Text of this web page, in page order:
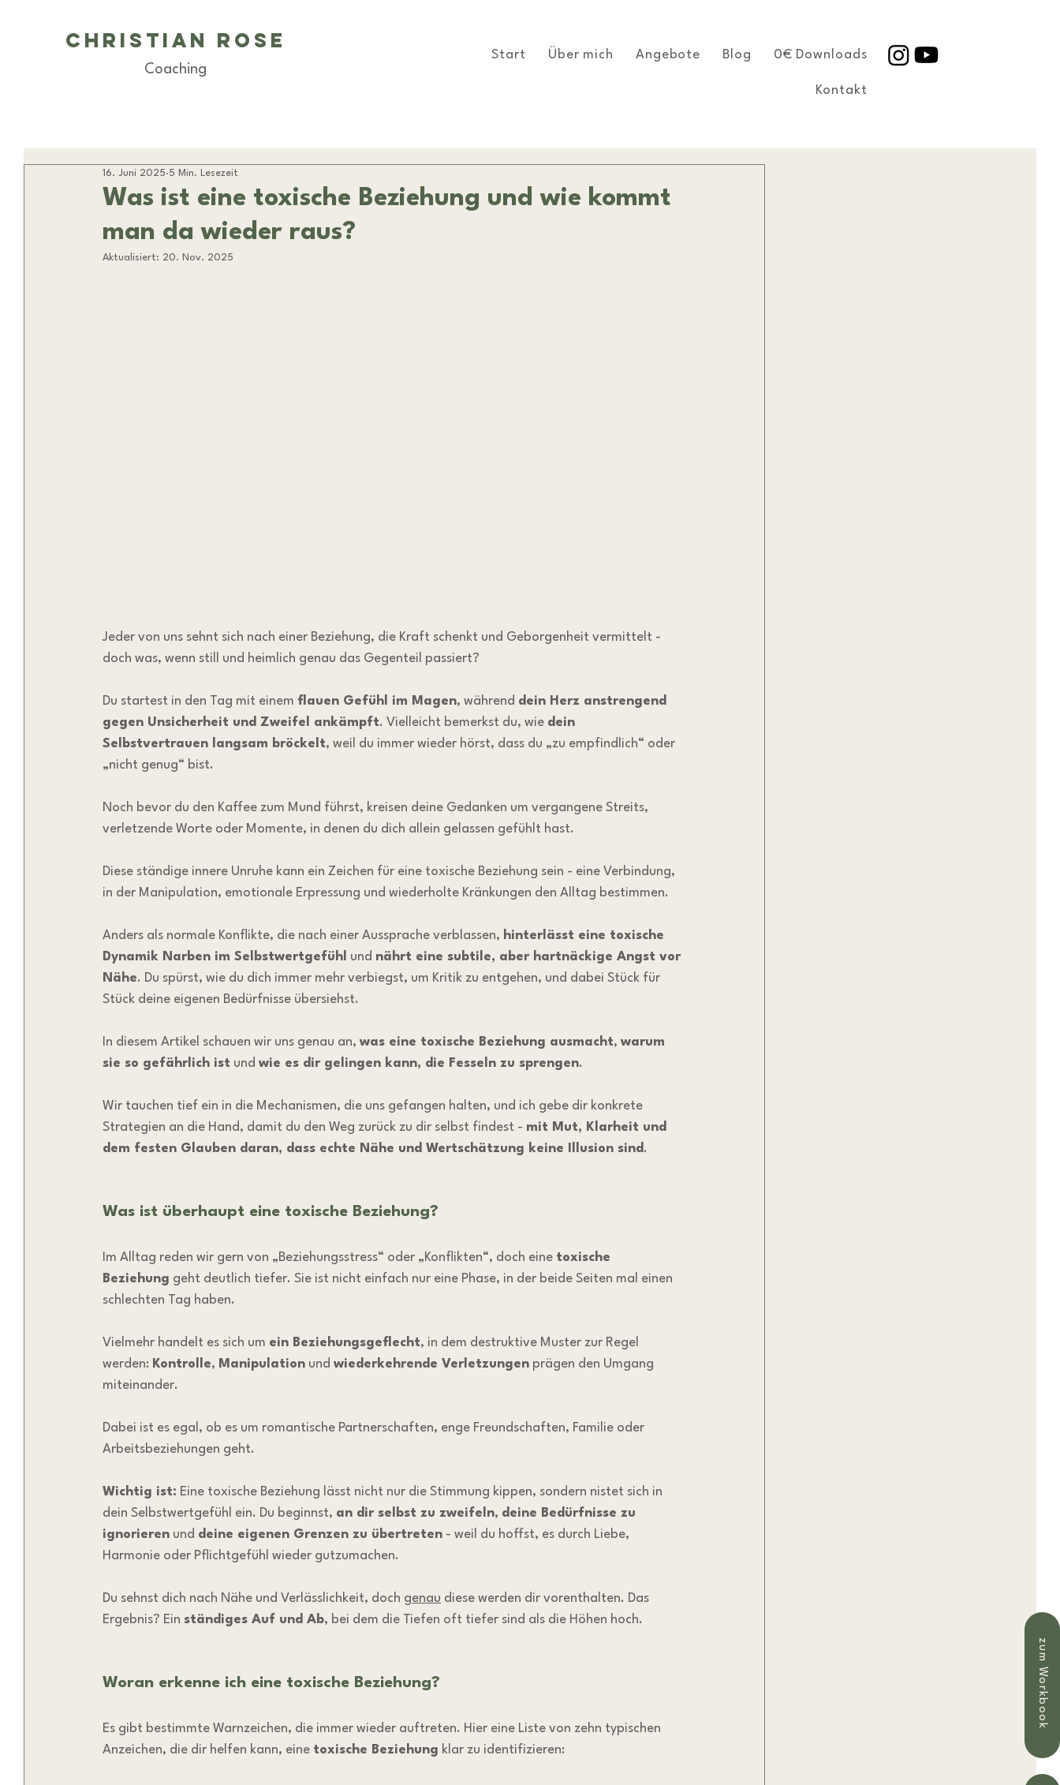
Christian Rose
Coaching
Start Über mich Angebote Blog 0€ Downloads
Kontakt
zum Workbook
Was ist eine toxische Beziehung und wie kommt
man da wieder raus?
16. Juni 2025 5 Min. Lesezeit
Aktualisiert: 20. Nov. 2025
Jeder von uns sehnt sich nach einer Beziehung, die Kraft schenkt und Geborgenheit vermittelt -
doch was, wenn still und heimlich genau das Gegenteil passiert?
Du startest in den Tag mit einem flauen Gefühl im Magen, während dein Herz anstrengend
gegen Unsicherheit und Zweifel ankämpft. Vielleicht bemerkst du, wie dein
Selbstvertrauen langsam bröckelt, weil du immer wieder hörst, dass du „zu empfindlich“ oder
„nicht genug“ bist.
Noch bevor du den Kaffee zum Mund führst, kreisen deine Gedanken um vergangene Streits,
verletzende Worte oder Momente, in denen du dich allein gelassen gefühlt hast.
Diese ständige innere Unruhe kann ein Zeichen für eine toxische Beziehung sein - eine Verbindung,
in der Manipulation, emotionale Erpressung und wiederholte Kränkungen den Alltag bestimmen.
Anders als normale Konflikte, die nach einer Aussprache verblassen, hinterlässt eine toxische
Dynamik Narben im Selbstwertgefühl und nährt eine subtile, aber hartnäckige Angst vor
Nähe. Du spürst, wie du dich immer mehr verbiegst, um Kritik zu entgehen, und dabei Stück für
Stück deine eigenen Bedürfnisse übersiehst.
In diesem Artikel schauen wir uns genau an, was eine toxische Beziehung ausmacht, warum
sie so gefährlich ist und wie es dir gelingen kann, die Fesseln zu sprengen.
Wir tauchen tief ein in die Mechanismen, die uns gefangen halten, und ich gebe dir konkrete
Strategien an die Hand, damit du den Weg zurück zu dir selbst findest - mit Mut, Klarheit und
dem festen Glauben daran, dass echte Nähe und Wertschätzung keine Illusion sind .
Was ist überhaupt eine toxische Beziehung?
Im Alltag reden wir gern von „Beziehungsstress“ oder „Konflikten“, doch eine toxische
Beziehung geht deutlich tiefer. Sie ist nicht einfach nur eine Phase, in der beide Seiten mal einen
schlechten Tag haben.
Vielmehr handelt es sich um ein Beziehungsgeflecht, in dem destruktive Muster zur Regel
werden: Kontrolle, Manipulation und wiederkehrende Verletzungen prägen den Umgang
miteinander.
Dabei ist es egal, ob es um romantische Partnerschaften, enge Freundschaften, Familie oder
Arbeitsbeziehungen geht.
Wichtig ist: Eine toxische Beziehung lässt nicht nur die Stimmung kippen, sondern nistet sich in
dein Selbstwertgefühl ein. Du beginnst, an dir selbst zu zweifeln, deine Bedürfnisse zu
ignorieren und deine eigenen Grenzen zu übertreten - weil du hoffst, es durch Liebe,
Harmonie oder Pflichtgefühl wieder gutzumachen.
Du sehnst dich nach Nähe und Verlässlichkeit, doch genau diese werden dir vorenthalten. Das
Ergebnis? Ein ständiges Auf und Ab, bei dem die Tiefen oft tiefer sind als die Höhen hoch.
Woran erkenne ich eine toxische Beziehung?
Es gibt bestimmte Warnzeichen, die immer wieder auftreten. Hier eine Liste von zehn typischen
Anzeichen, die dir helfen kann, eine toxische Beziehung klar zu identifizieren: